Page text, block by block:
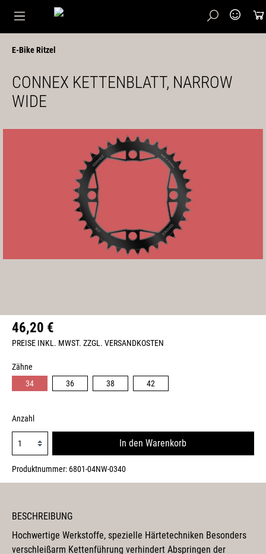
E-Bike Ritzel
CONNEX KETTENBLATT, NARROW
WIDE
46,20 €
PREISE INKL. MWST. ZZGL. VERSANDKOSTEN
Zähne
34
36 38 42
Anzahl
In den Warenkorb
Produktnummer: 6801-04NW-0340
BESCHREIBUNG
Hochwertige Werkstoffe, spezielle Härtetechniken Besonders
verschleißarm Kettenführung verhindert Abspringen der